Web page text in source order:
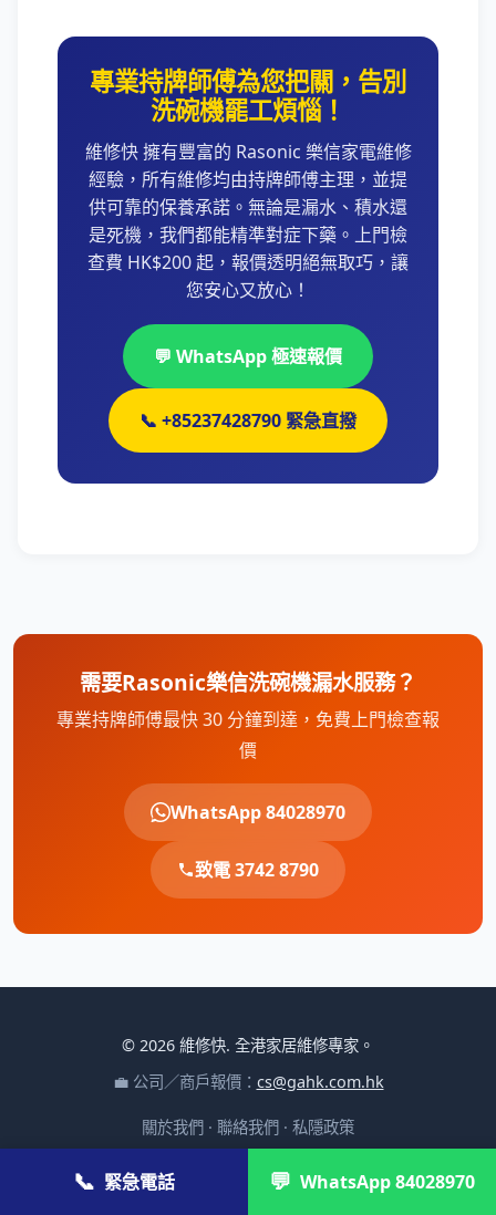
專業持牌師傅為您把關，告別
洗碗機罷工煩惱！
維修快 擁有豐富的 Rasonic 樂信家電維修
經驗，所有維修均由持牌師傅主理，並提
供可靠的保養承諾。無論是漏水、積水還
是死機，我們都能精準對症下藥。上門檢
查費 HK$200 起，報價透明絕無取巧，讓
您安心又放心！
💬 WhatsApp 極速報價
📞 +85237428790 緊急直撥
需要Rasonic樂信洗碗機漏水服務？
專業持牌師傅最快 30 分鐘到達，免費上門檢查報
價
WhatsApp 84028970
致電 3742 8790
© 2026 維修快. 全港家居維修專家。
💼 公司／商戶報價： cs@gahk.com.hk
關於我們 · 聯絡我們 · 私隱政策
觀看 400+ 部家電維修解說與保養教學
📞 緊急電話 💬 WhatsApp 84028970